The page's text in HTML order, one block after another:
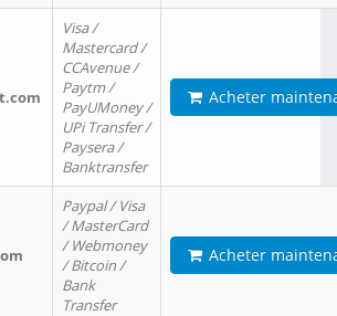
Visa /
Mastercard /
CCAvenue /
Paytm /
PayUMoney /
UPi Transfer /
Paysera /
Banktransfer
Acheter
Paypal / Visa
/ MasterCard
/ Webmoney
/ Bitcoin /
Bank
Transfer
Acheter